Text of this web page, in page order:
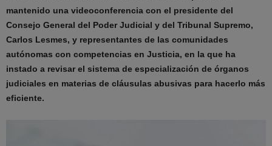
mantenido una videoconferencia con el presidente del
Consejo General del Poder Judicial y del Tribunal Supremo,
Carlos Lesmes, y representantes de las comunidades
autónomas con competencias en Justicia, en la que ha
instado a revisar el sistema de especialización de órganos
judiciales en materias de cláusulas abusivas para hacerlo más
eficiente.